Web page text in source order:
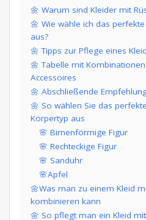
🌼 Warum sind Kleider mit
🌼 Wie wähle ich das
aus?
🌼 Tipps zur Pflege eines
🌼 Tabelle mit
Accessoires
🌼 Abschließende
🌼 So wählen Sie das
Körpertyp aus
🌸 Birnenförmige Figur
🌸 Rechteckige Figur
🌸 Sanduhr
🌸Apfel
🌼Was man zu einem Kleid
kombinieren kann
🌼 So pflegt man ein Kleid